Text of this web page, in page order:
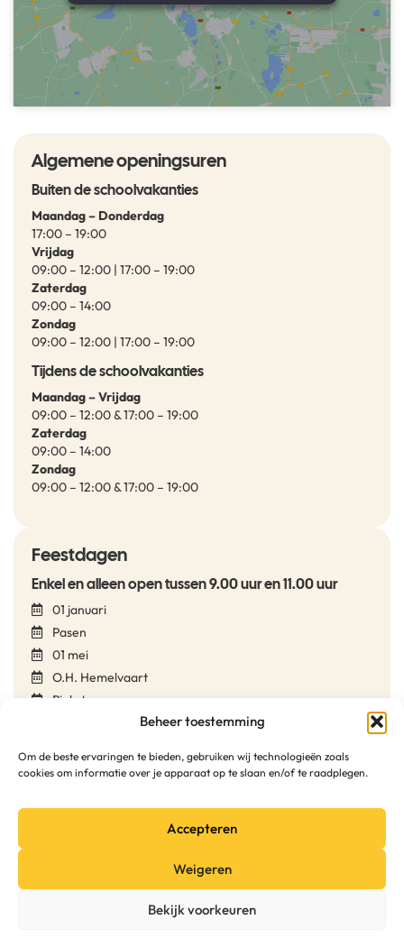
Beheer toestemming
Om de beste ervaringen te bieden, gebruiken wij technologieën zoals
cookies om informatie over je apparaat op te slaan en/of te raadplegen.
Accepteren
Weigeren
Bekijk voorkeuren
Algemene openingsuren
Buiten de schoolvakanties
Maandag – Donderdag
17:00 – 19:00
Vrijdag
09:00 – 12:00 | 17:00 – 19:00
Zaterdag
09:00 – 14:00
Zondag
09:00 – 12:00 | 17:00 – 19:00
Tijdens de schoolvakanties
Maandag – Vrijdag
09:00 – 12:00 & 17:00 – 19:00
Zaterdag
09:00 – 14:00
Zondag
09:00 – 12:00 & 17:00 – 19:00
Feestdagen
Enkel en alleen open tussen 9.00 uur en 11.00 uur
01 januari
Pasen
01 mei
O.H. Hemelvaart
Pinksteren
01 november
24 december